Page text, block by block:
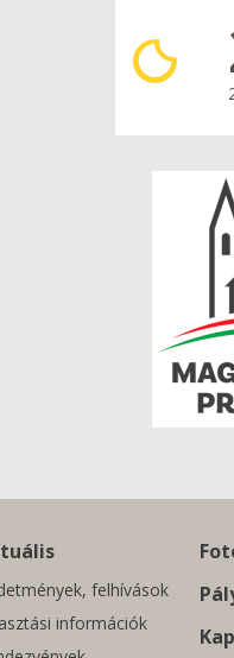
felhívások
információk